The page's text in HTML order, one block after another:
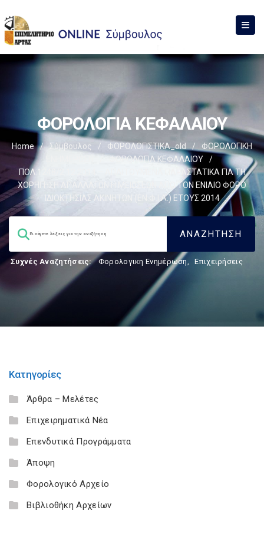
ΦΟΡΟΛΟΓΙΑ ΚΕΦΑΛΑΙΟΥ
Home / Σύμβουλος / ΦΟΡΟΛΟΓΙΣΤΙΚΑ_old /
ΦΟΡΟΛΟΓΙΚΗ
ΦΟΡΟΛΟΓΙΑ ΚΕΦΑΛΑΙΟΥ
/
ΠΟΛ.1248/2.12.2014 – ΑΠΑΙΤΟΥΜΕΝΑ ΠΑΡΑΣΤΑΤΙΚΑ ΓΙΑ ΤΗ
ΧΟΡΗΓΗΣΗ ΑΠΑΛΛΑΓΩΝ Η ΜΕΙΩΣΕΩΝ ΑΠΟ ΤΟΝ ΕΝΙΑΙΟ ΦΟΡΟ
ΙΔΙΟΚΤΗΣΙΑΣ ΑΚΙΝΗΤΩΝ (ΕΝ.Φ.Ι.Α.) ΕΤΟΥΣ 2014
Συχνές Αναζητήσεις: Φορολογικη Ενημέρωση, Επιχειρήσεις
Κατηγορίες
Άρθρα – Μελέτες
Επιχειρηματικά Νέα
Επενδυτικά Προγράμματα
Άποψη
Φορολογικό Αρχείο
Βιβλιοθήκη Αρχείων